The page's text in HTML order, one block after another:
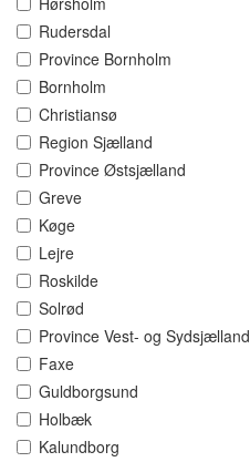
Rudersdal
Province Bornholm
Bornholm
Christiansø
Region Sjælland
Province Østsjælland
Greve
Køge
Lejre
Roskilde
Solrød
Province Vest- og Sydsjælland
Faxe
Guldborgsund
Holbæk
Kalundborg